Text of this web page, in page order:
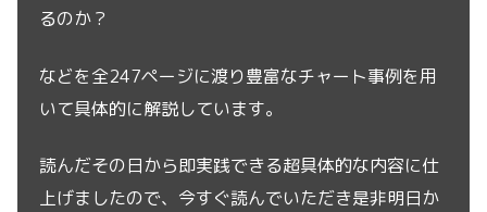
るのか？
などを全247ページに渡り豊富なチャート事例を用
いて具体的に解説しています。
読んだその日から即実践できる超具体的な内容に仕
上げましたので、今すぐ読んでいただき是非明日か